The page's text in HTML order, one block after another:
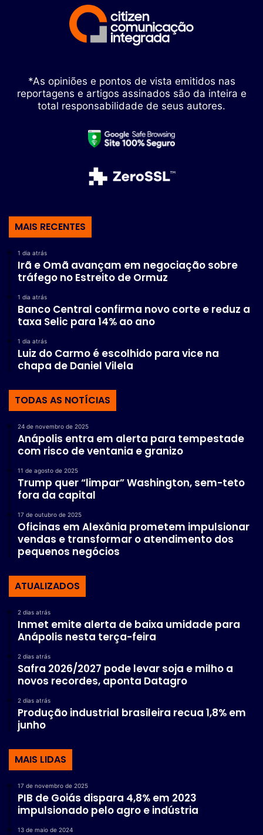
*As opiniões e pontos de vista emitidos nas
reportagens e artigos assinados são da inteira e
total responsabilidade de seus autores.
MAIS RECENTES
1 dia atrás
Irã e Omã avançam em negociação sobre
tráfego no Estreito de Ormuz
1 dia atrás
Banco Central confirma novo corte e reduz a
taxa Selic para 14% ao ano
1 dia atrás
Luiz do Carmo é escolhido para vice na
chapa de Daniel Vilela
TODAS AS NOTÍCIAS
24 de novembro de 2025
Anápolis entra em alerta para tempestade
com risco de ventania e granizo
11 de agosto de 2025
Trump quer “limpar” Washington, sem-teto
fora da capital
17 de outubro de 2025
Oficinas em Alexânia prometem impulsionar
vendas e transformar o atendimento dos
pequenos negócios
ATUALIZADOS
2 dias atrás
Inmet emite alerta de baixa umidade para
Anápolis nesta terça-feira
2 dias atrás
Safra 2026/2027 pode levar soja e milho a
novos recordes, aponta Datagro
2 dias atrás
Produção industrial brasileira recua 1,8% em
junho
MAIS LIDAS
17 de novembro de 2025
PIB de Goiás dispara 4,8% em 2023
impulsionado pelo agro e indústria
13 de maio de 2024